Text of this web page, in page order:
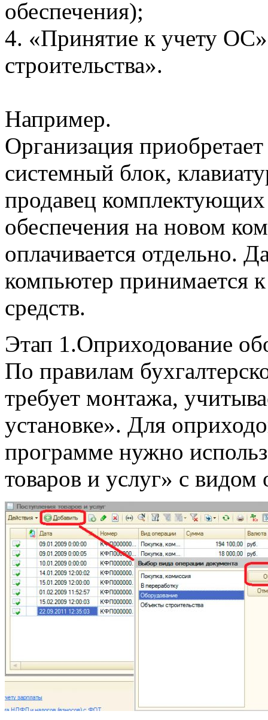
обеспечения);
4. «Принятие к учету
строительства».
Например.
Организация
системный блок,
продавец
обеспечения на новом
оплачивается отдельно.
компьютер принимается
средств.
Этап 1.Оприходование
По правилам
требует монтажа,
установке». Для
программе нужно
товаров и услуг» с